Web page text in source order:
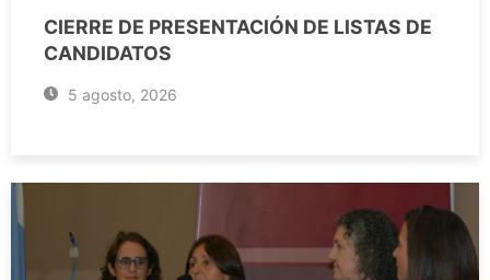
CIERRE DE PRESENTACIÓN DE LISTAS DE
CANDIDATOS
5 agosto, 2026